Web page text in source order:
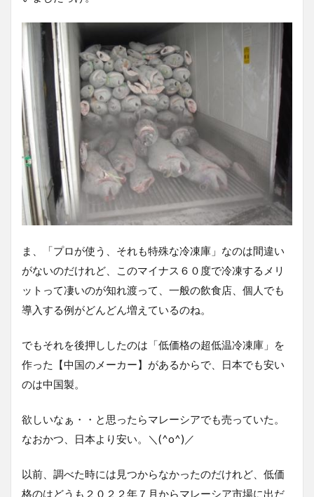
ま、「プロが使う、それも特殊な冷凍庫」なのは間違い
がないのだけれど、このマイナス６０度で冷凍するメリ
ットって凄いのが知れ渡って、一般の飲食店、個人でも
導入する例がどんどん増えているのね。
でもそれを後押ししたのは「低価格の超低温冷凍庫」を
作った【中国のメーカー】があるからで、日本でも安い
のは中国製。
欲しいなぁ・・と思ったらマレーシアでも売っていた。
なおかつ、日本より安い。＼(^o^)／
以前、調べた時には見つからなかったのだけれど、低価
格のはどうも２０２２年７月からマレーシア市場に出だ